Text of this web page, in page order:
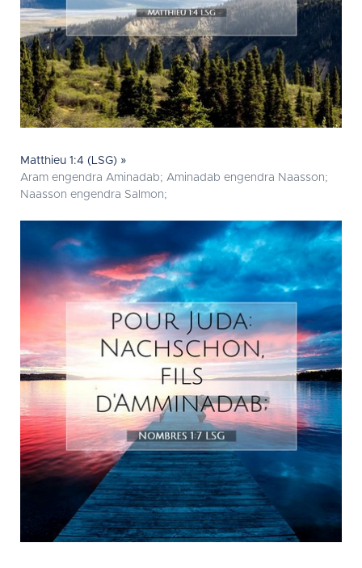
Matthieu 1:4 (LSG) »
Aram engendra Aminadab; Aminadab engendra Naasson;
Naasson engendra Salmon;